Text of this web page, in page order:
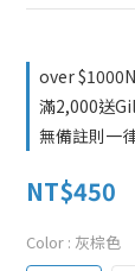
over
滿2,000送
無備註則一
NT$450
Color : 灰棕色